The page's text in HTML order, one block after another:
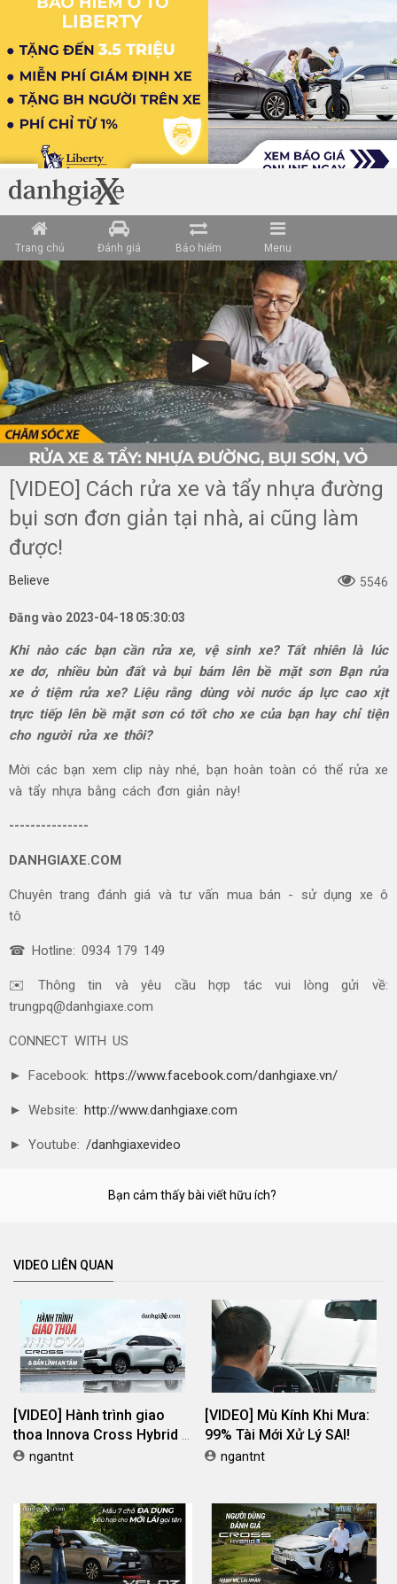
Trang chủ Đánh giá Bảo hiểm Menu
[VIDEO] Cách rửa xe và tẩy nhựa đường
bụi sơn đơn giản tại nhà, ai cũng làm
được!
Believe 5546
Đăng vào 2023-04-18 05:30:03
Khi nào các bạn cần rửa xe, vệ sinh xe? Tất nhiên là lúc
xe dơ, nhiều bùn đất và bụi bám lên bề mặt sơn Bạn rửa
xe ở tiệm rửa xe? Liệu rằng dùng vòi nước áp lực cao xịt
trực tiếp lên bề mặt sơn có tốt cho xe của bạn hay chỉ tiện
cho người rửa xe thôi?
Mời các bạn xem clip này nhé, bạn hoàn toàn có thể rửa xe
và tẩy nhựa bằng cách đơn giản này!
---------------
DANHGIAXE.COM
Chuyên trang đánh giá và tư vấn mua bán - sử dụng xe ô
tô
☎ Hotline: 0934 179 149
✉️ Thông tin và yêu cầu hợp tác vui lòng gửi về:
trungpq@danhgiaxe.com
CONNECT WITH US
► Facebook: https://www.facebook.com/danhgiaxe.vn/
► Website: http://www.danhgiaxe.com
► Youtube: /danhgiaxevideo
Bạn cảm thấy bài viết hữu ích?
VIDEO LIÊN QUAN
[VIDEO] Hành trình giao
thoa Innova Cross Hybrid &
Bản lĩnh an tâm
ngantnt
[VIDEO] Mù Kính Khi Mưa:
99% Tài Mới Xử Lý SAI!
ngantnt